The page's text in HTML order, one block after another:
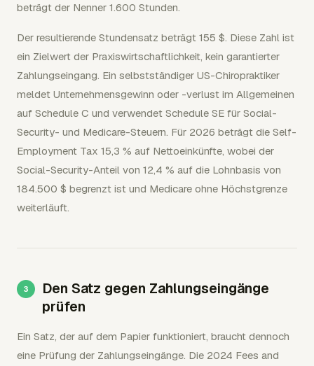
beträgt der Nenner 1.600 Stunden.
Der resultierende Stundensatz beträgt 155 $. Diese Zahl ist
ein Zielwert der Praxiswirtschaftlichkeit, kein garantierter
Zahlungseingang. Ein selbstständiger US-Chiropraktiker
meldet Unternehmensgewinn oder -verlust im Allgemeinen
auf Schedule C und verwendet Schedule SE für Social-
Security- und Medicare-Steuern. Für 2026 beträgt die Self-
Employment Tax 15,3 % auf Nettoeinkünfte, wobei der
Social-Security-Anteil von 12,4 % auf die Lohnbasis von
184.500 $ begrenzt ist und Medicare ohne Höchstgrenze
weiterläuft.
Den Satz gegen Zahlungseingänge
prüfen
Ein Satz, der auf dem Papier funktioniert, braucht dennoch
eine Prüfung der Zahlungseingänge. Die 2024 Fees and